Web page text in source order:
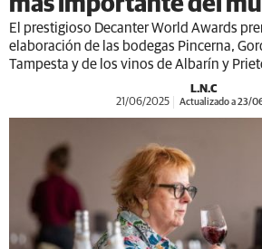
más importante del
El prestigioso Decanter World Awards
elaboración de las bodegas Pincerna,
Tampesta y de los vinos de Albarín y
L.N.C
21/06/2025 Actualizado a 23/